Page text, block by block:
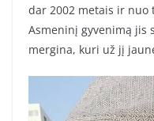
dar 2002 metais ir nuo
Asmeninį gyvenimą jis
mergina, kuri už jį